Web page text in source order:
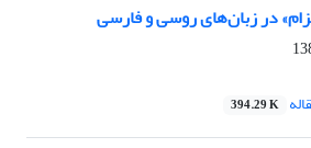
در زبان‌های روسی و فارسی
394.29 K